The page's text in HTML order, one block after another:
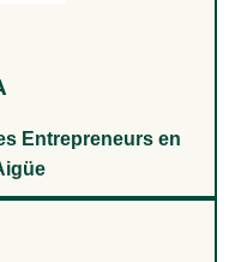
Entrepreneurs en